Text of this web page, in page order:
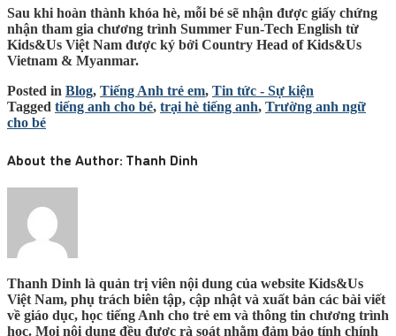
Sau khi hoàn thành khóa hè, mỗi bé sẽ nhận được giấy chứng
nhận tham gia chương trình Summer Fun-Tech English từ
Kids&Us Việt Nam được ký bởi Country Head of Kids&Us
Vietnam & Myanmar.
Posted in Blog, Tiếng Anh trẻ em, Tin tức - Sự kiện
Tagged tiếng anh cho bé, trại hè tiếng anh, Trường anh ngữ
cho bé
About the Author: Thanh Dinh
Thanh Dinh là quản trị viên nội dung của website Kids&Us
Việt Nam, phụ trách biên tập, cập nhật và xuất bản các bài viết
về giáo dục, học tiếng Anh cho trẻ em và thông tin chương trình
học. Mọi nội dung đều được rà soát nhằm đảm bảo tính chính